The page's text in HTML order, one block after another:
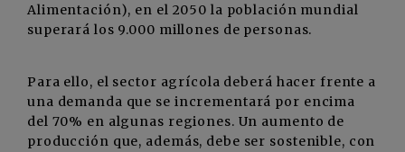
Alimentación), en el 2050 la población mundial
superará los 9.000 millones de personas.
Para ello, el sector agrícola deberá hacer frente a
una demanda que se incrementará por encima
del 70% en algunas regiones. Un aumento de
producción que, además, debe ser sostenible, con